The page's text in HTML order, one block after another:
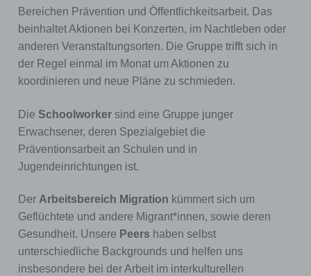
Bereichen Prävention und Öffentlichkeitsarbeit. Das
beinhaltet Aktionen bei Konzerten, im Nachtleben oder
anderen Veranstaltungsorten. Die Gruppe trifft sich in
der Regel einmal im Monat um Aktionen zu
koordinieren und neue Pläne zu schmieden.
Die Schoolworker sind eine Gruppe junger
Erwachsener, deren Spezialgebiet die
Präventionsarbeit an Schulen und in
Jugendeinrichtungen ist.
Der Arbeitsbereich Migration kümmert sich um
Geflüchtete und andere Migrant*innen, sowie deren
Gesundheit. Unsere Peers haben selbst
unterschiedliche Backgrounds und helfen uns
insbesondere bei der Arbeit im interkulturellen